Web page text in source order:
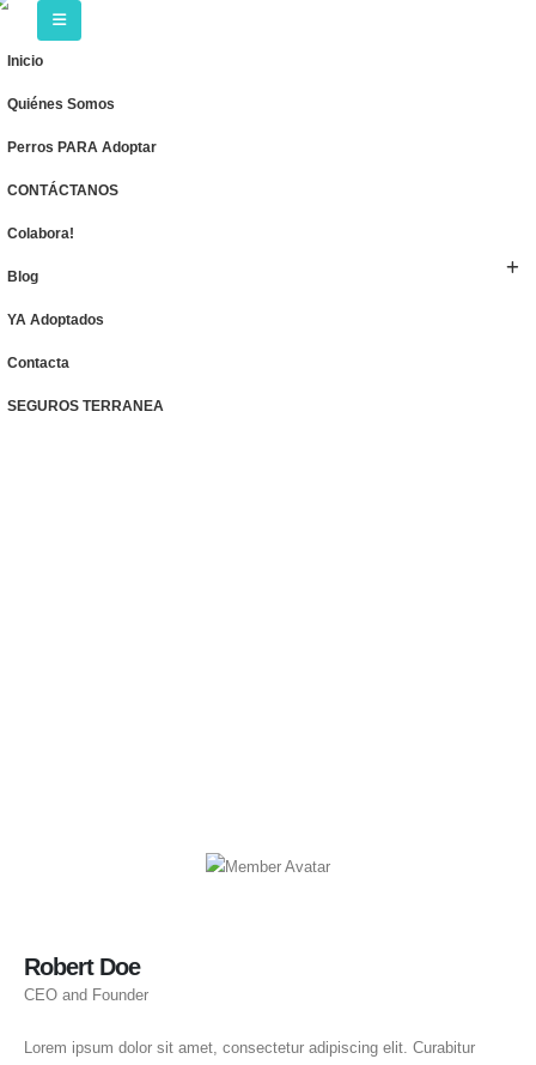
Inicio
Quiénes Somos
Perros PARA Adoptar
CONTÁCTANOS
Colabora!
Blog
YA Adoptados
Contacta
SEGUROS TERRANEA
Robert Doe
CEO and Founder
Lorem ipsum dolor sit amet, consectetur adipiscing elit. Curabitur